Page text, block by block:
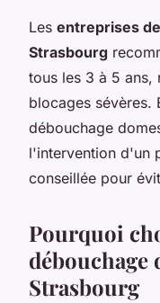
Les entreprises
Strasbourg
tous les 3 à 5 ans,
blocages sévères.
débouchage
l'intervention d'un
conseillée pour
Pourquoi
débouchage
Strasbourg